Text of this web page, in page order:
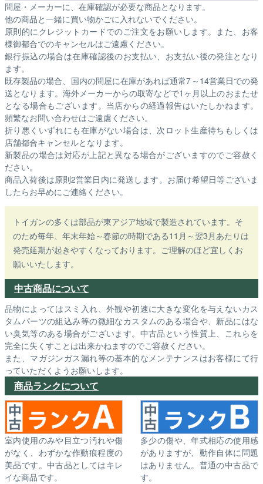
問屋・メーカーに、在庫確認が必要な商品となります。
他の商品と一緒に買い物かごに入れないでください。
原則的にクレジットカードでのご注文をお願いします。また、お客
様御都合でのキャンセルはご遠慮ください。
銀行振込の場合は在庫確認後のお支払い、お支払い後の発注となり
ます。
既存製品の場合、国内の問屋に在庫があれば通常7～14営業日での発
送となります。海外メーカーからの取寄などで1ヶ月以上のおまたせ
となる場合もございます。 当店からの経過報告はいたしかねます。
頻繁なお問い合わせはご遠慮ください。
折り悪くいずれにも在庫がない場合は、次ロット生産待ちもしくは
店舗都合キャンセルとなります。
新製品の場合は対応が上記と異なる場合がございますのでご容赦く
ださい。
商品入荷後は原則2営業日内に発送します。お届け希望日等ございま
したらお早めにご連絡ください。
トイガンの多くは部品が東アジア地域で製造されています。そ
のため毎年、年末年始～春節の時期である11月～翌3月あたりは
発売延期が起きやすくなっております。ご理解のほど宜しくお
願いいたします。
中古商品について
品物によってはスミ入れ、外観や初速に大きな変化を与えないカス
タムパーツの組込み等の微細なカスタムのある場合や、新品にはな
い臭気等のある場合がございます。中古品という性質上、これらを
完全に失くすことは出来かねますのでご容赦ください。
また、マガジンガス漏れ等の基本的なメンテナンスはお客様にて行
っていただくようお願いします。
商品ランクについて
室内使用のみや目立つ汚れや傷
がなく、わずかな作動痕程度の
美品です。中古品としてはキレ
イな商品です。
多少の傷や、年式相応の使用感
がありますが、動作自体に問題
はありません。普通の中古品で
す。